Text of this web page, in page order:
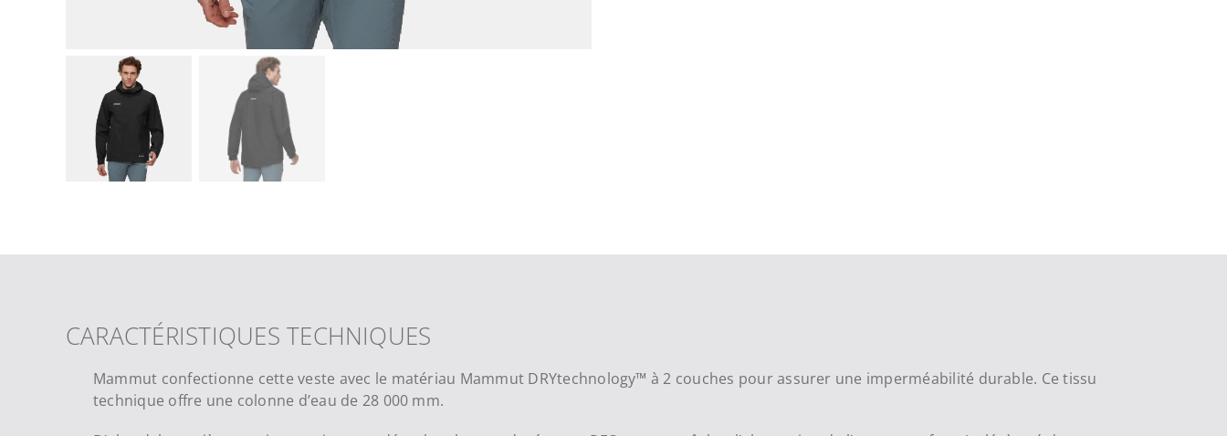
CARACTÉRISTIQUES TECHNIQUES
Mammut confectionne cette veste avec le matériau Mammut DRYtechnology™ à 2 couches pour assurer une imperméabilité durable. Ce tissu
technique offre une colonne d’eau de 28 000 mm.